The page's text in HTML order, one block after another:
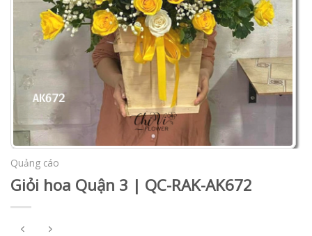
Quảng cáo
Giỏi hoa Quận 3 | QC-RAK-AK672